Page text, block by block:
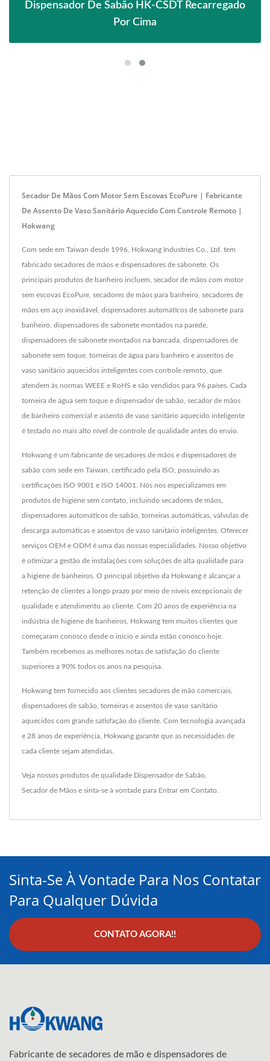
Dispensador De Sabão HK-CSDT Recarregado
Por Cima
Secador De Mãos Com Motor Sem Escovas EcoPure | Fabricante
De Assento De Vaso Sanitário Aquecido Com Controle Remoto |
Hokwang
Com sede em Taiwan desde 1996, Hokwang Industries Co., Ltd. tem
fabricado secadores de mãos e dispensadores de sabonete. Os
principais produtos de banheiro incluem, secador de mãos com motor
sem escovas EcoPure, secadores de mãos para banheiro, secadores de
mãos em aço inoxidável, dispensadores automáticos de sabonete para
banheiro, dispensadores de sabonete montados na parede,
dispensadores de sabonete montados na bancada, dispensadores de
sabonete sem toque, torneiras de água para banheiro e assentos de
vaso sanitário aquecidos inteligentes com controle remoto, que
atendem às normas WEEE e RoHS e são vendidos para 96 países. Cada
torneira de água sem toque e dispensador de sabão, secador de mãos
de banheiro comercial e assento de vaso sanitário aquecido inteligente
é testado no mais alto nível de controle de qualidade antes do envio.
Hokwang é um fabricante de secadores de mãos e dispensadores de
sabão com sede em Taiwan, certificado pela ISO, possuindo as
certificações ISO 9001 e ISO 14001. Nós nos especializamos em
produtos de higiene sem contato, incluindo secadores de mãos,
dispensadores automáticos de sabão, torneiras automáticas, válvulas de
descarga automáticas e assentos de vaso sanitário inteligentes. Oferecer
serviços OEM e ODM é uma das nossas especialidades. Nosso objetivo
é otimizar a gestão de instalações com soluções de alta qualidade para
a higiene de banheiros. O principal objetivo da Hokwang é alcançar a
retenção de clientes a longo prazo por meio de níveis excepcionais de
qualidade e atendimento ao cliente. Com 20 anos de experiência na
indústria de higiene de banheiros, Hokwang tem muitos clientes que
começaram conosco desde o início e ainda estão conosco hoje.
Também recebemos as melhores notas de satisfação do cliente
superiores a 90% todos os anos na pesquisa.
Hokwang tem fornecido aos clientes secadores de mão comerciais,
dispensadores de sabão, torneiras e assentos de vaso sanitário
aquecidos com grande satisfação do cliente. Com tecnologia avançada
e 28 anos de experiência, Hokwang garante que as necessidades de
cada cliente sejam atendidas.
Veja nossos produtos de qualidade Dispensador de Sabão,
Secador de Mãos e sinta-se à vontade para Entrar em Contato.
Sinta-Se À Vontade Para Nos Contatar
Para Qualquer Dúvida
CONTATO AGORA!!
Fabricante de secadores de mão e dispensadores de